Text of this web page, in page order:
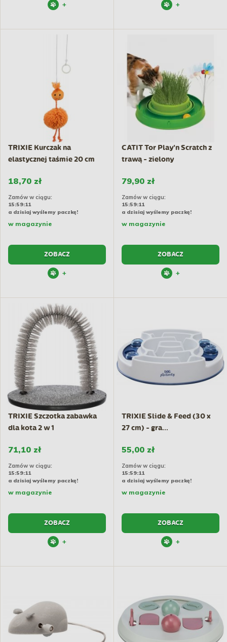
+ +
TRIXIE Kurczak na
elastycznej taśmie 20 cm
18,70 zł
Zamów w ciągu:
15:59:10
a dzisiaj wyślemy paczkę!
w magazynie
ZOBACZ
+
CATIT Tor Play'n Scratch z
trawą - zielony
79,90 zł
Zamów w ciągu:
15:59:10
a dzisiaj wyślemy paczkę!
w magazynie
ZOBACZ
+
TRIXIE Szczotka zabawka
dla kota 2 w 1
71,10 zł
Zamów w ciągu:
15:59:10
a dzisiaj wyślemy paczkę!
w magazynie
ZOBACZ
+
TRIXIE Slide & Feed (30 x
27 cm) - gra...
55,00 zł
Zamów w ciągu:
15:59:10
a dzisiaj wyślemy paczkę!
w magazynie
ZOBACZ
+